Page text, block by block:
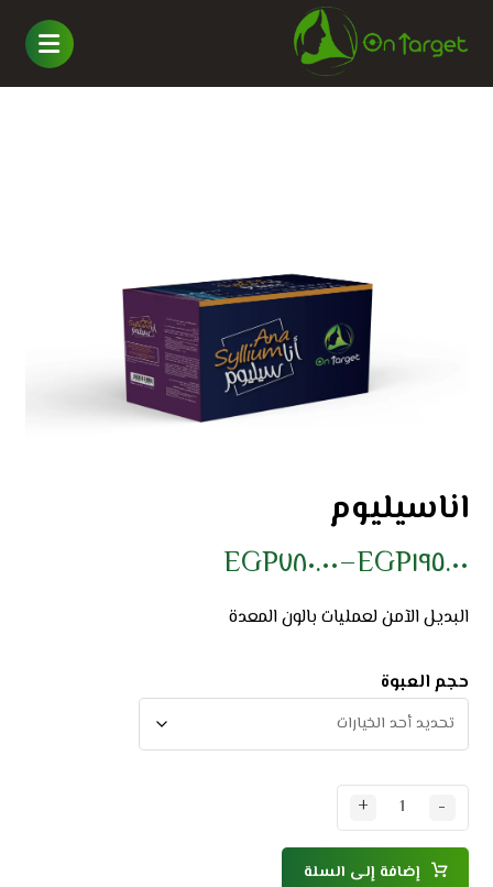
اناسيليوم
EGP١٩٥.٠٠ –
EGP٧٨٠.٠٠
البديل الآمن لعمليات بالون المعدة
حجم العبوة
-
+
إضافة إلى السلة